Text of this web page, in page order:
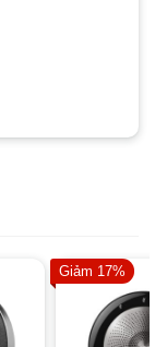
Giảm 17%